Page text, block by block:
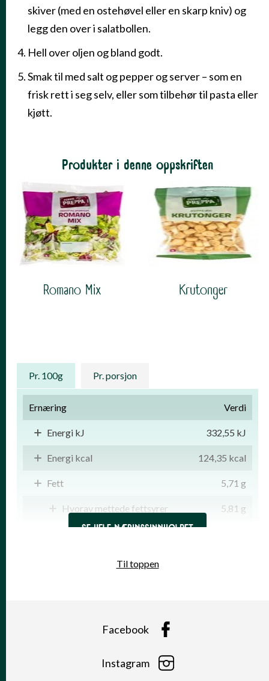
skiver (med en ostehøvel eller en skarp kniv) og
legg den over i salatbollen.
Hell over oljen og bland godt.
Smak til med salt og pepper og server – som en
frisk rett i seg selv, eller som tilbehør til pasta eller
kjøtt.
Produkter i denne oppskriften
Romano Mix Krutonger
NÆRINGSINNHOLD
Pr. 100g Pr. porsjon
Ernæring Verdi
Energi kJ 332,55 kJ
Energi kcal 124,35 kcal
Fett 5,71 g
Hvorav mettede fettsyrer 5,81 g
Hvorav sukkerarter
SE HELE NÆRINGSINNHOLDET
Til toppen
Facebook
Instagram